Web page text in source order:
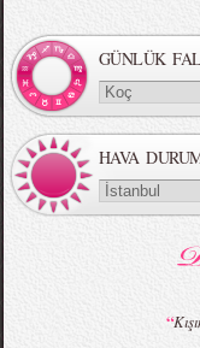
MBFWI - Gülçin Çengel
GÜNLÜK
HAVA
“